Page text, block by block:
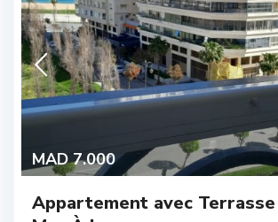
MAD 7.000
Appartement avec